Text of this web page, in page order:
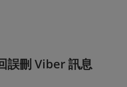
誤刪 Viber 訊息